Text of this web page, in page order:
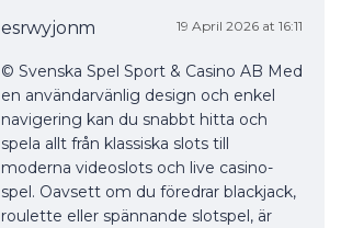
esrwyjonm 19 April 2026 at 16:11
© Svenska Spel Sport & Casino AB Med
en användarvänlig design och enkel
navigering kan du snabbt hitta och
spela allt från klassiska slots till
moderna videoslots och live casino-
spel. Oavsett om du föredrar blackjack,
roulette eller spännande slotspel, är